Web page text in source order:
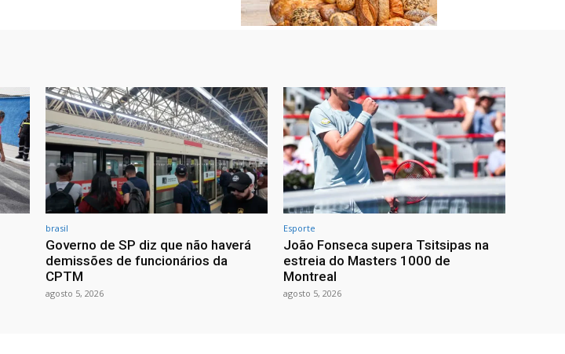
brasil
Governo de SP diz que não haverá
demissões de funcionários da
CPTM
agosto 5, 2026
Esporte
João Fonseca supera Tsitsipas na
estreia do Masters 1000 de
Montreal
agosto 5, 2026